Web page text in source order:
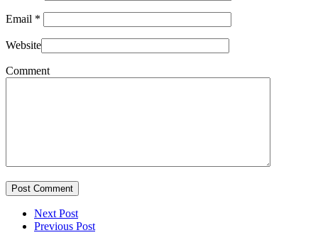
Email *
Website
Comment
Post Comment
Next Post
Previous Post